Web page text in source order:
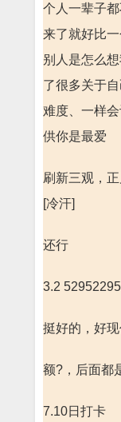
个人一辈子
来了就好比
别人是怎么
了很多关于
难度、一样
供你是最爱
刷新三观，
[冷汗]
还行
3.2
挺好的，好
额?，后面都
7.10日打卡